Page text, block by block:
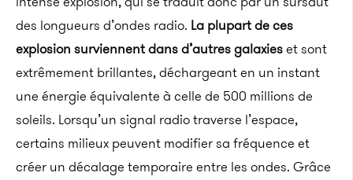
des longueurs d’ondes radio. La plupart de ces
explosion surviennent dans d’autres galaxieset sont
extrêmement brillantes, déchargeant en un instant
une énergie équivalente à celle de 500 millions de
soleils. Lorsqu’un signal radio traverse l’espace,
certains milieux peuvent modifier sa fréquence et
créer un décalage temporaire entre les ondes. Grâce